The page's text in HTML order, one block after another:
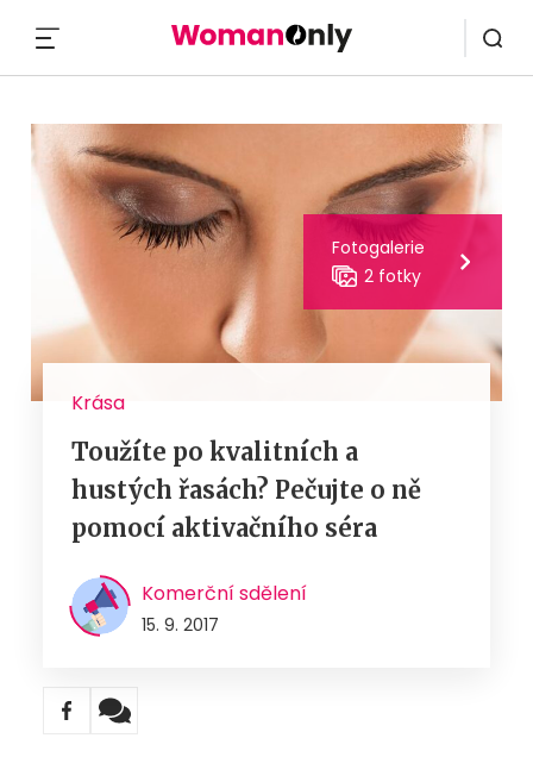
Fotogalerie
2 fotky
Krása
Toužíte po kvalitních a
hustých řasách? Pečujte o ně
pomocí aktivačního séra
Komerční sdělení
15. 9. 2017